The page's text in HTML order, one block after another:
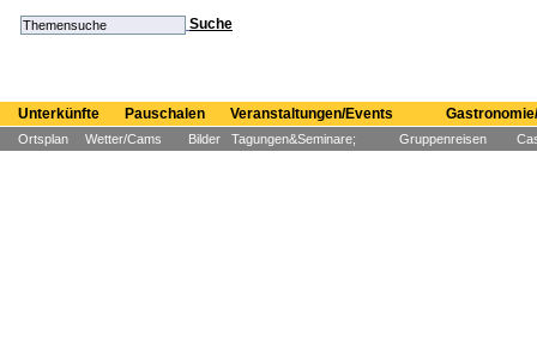
Unterkünfte Pauschalen Veranstaltungen/Events
Ortsplan Wetter/Cams Bilder Tagungen&Seminare; Gruppenreisen
Suche